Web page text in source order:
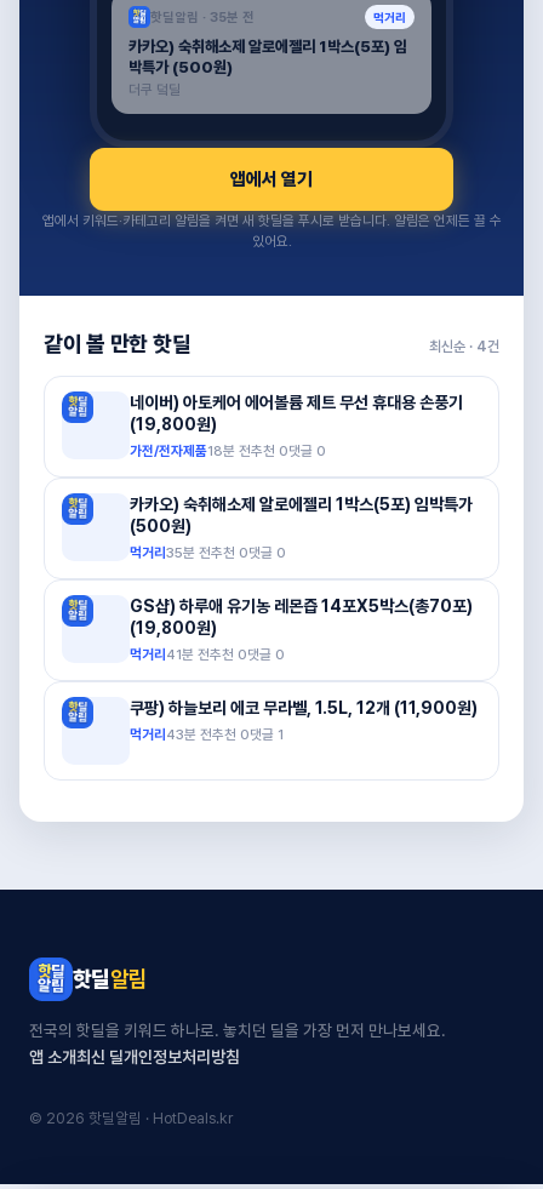
핫딜알림 · 35분 전 먹거리
카카오) 숙취해소제 알로에젤리 1박스(5포) 임
박특가 (500원)
더쿠 덬딜
앱에서 열기
앱에서 키워드·카테고리 알림을 켜면 새 핫딜을 푸시로 받습니다. 알림은 언제든 끌 수
있어요.
같이 볼 만한 핫딜 최신순 · 4건
네이버) 아토케어 에어볼륨 제트 무선 휴대용 손풍기
(19,800원)
가전/전자제품18분 전추천 0댓글 0
카카오) 숙취해소제 알로에젤리 1박스(5포) 임박특가
(500원)
먹거리 35분 전추천 0댓글 0
GS샵) 하루애 유기농 레몬즙 14포X5박스(총70포)
(19,800원)
먹거리 41분 전추천 0댓글 0
쿠팡) 하늘보리 에코 무라벨, 1.5L, 12개 (11,900원)
먹거리 43분 전추천 0댓글 1
핫딜알림
전국의 핫딜을 키워드 하나로. 놓치던 딜을 가장 먼저 만나보세요.
앱 소개최신 딜개인정보처리방침
© 2026 핫딜알림 · HotDeals.kr